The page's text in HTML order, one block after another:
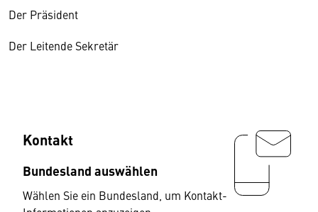
Der Präsident
Der Leitende Sekretär
Kontakt
Bundesland auswählen
Wählen Sie ein Bundesland, um Kontakt-